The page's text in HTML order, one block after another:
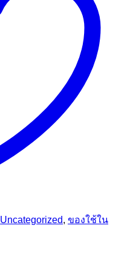
Uncategorized, ของใช้ใน